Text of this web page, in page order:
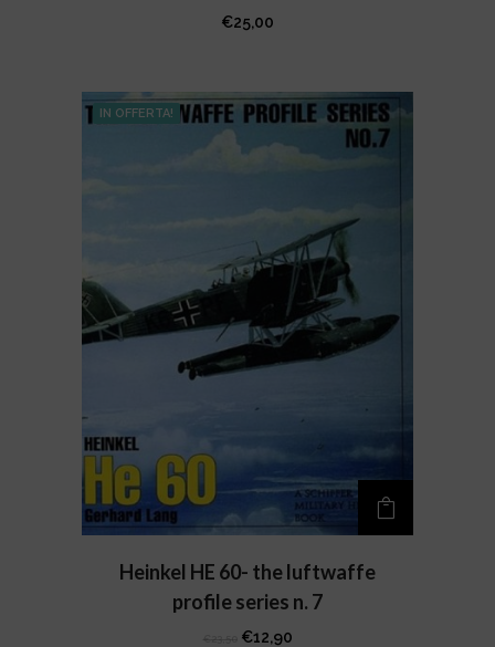
€25,00
IN OFFERTA!
Heinkel HE 60- the luftwaffe
profile series n. 7
€ 23,50
Il
€12,90Il